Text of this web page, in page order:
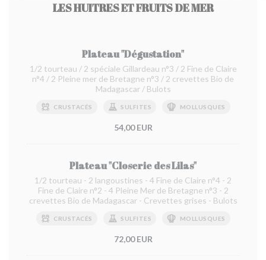
LES HUITRES ET FRUITS DE MER
Plateau "Dégustation"
1/2 tourteau / 2 spéciale Gillardeau n°3 / 2 Fine de Claire
n°4 / 2 Pleine mer de Bretagne n°3 / 2 crevettes Bio de
Madagascar / Bulots
CRUSTACÉS SULFITES MOLLUSQUES
54,00 EUR
Plateau "Closerie des Lilas"
1/2 tourteau - 2 langoustines - 4 Fine de Claire n°4 - 2
Fine de Claire n°2 - 4 Pleine Mer de Bretagne n°3 - 2
crevettes Bio de Madagascar - Crevettes grises - Bulots
CRUSTACÉS SULFITES MOLLUSQUES
72,00 EUR